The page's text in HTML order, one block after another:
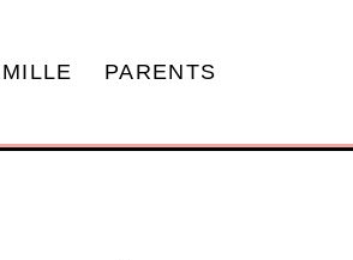
PARENTS